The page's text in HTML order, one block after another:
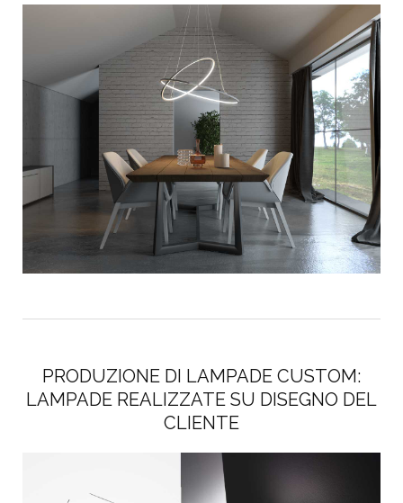
PRODUZIONE DI LAMPADE CUSTOM:
LAMPADE REALIZZATE SU DISEGNO DEL
CLIENTE